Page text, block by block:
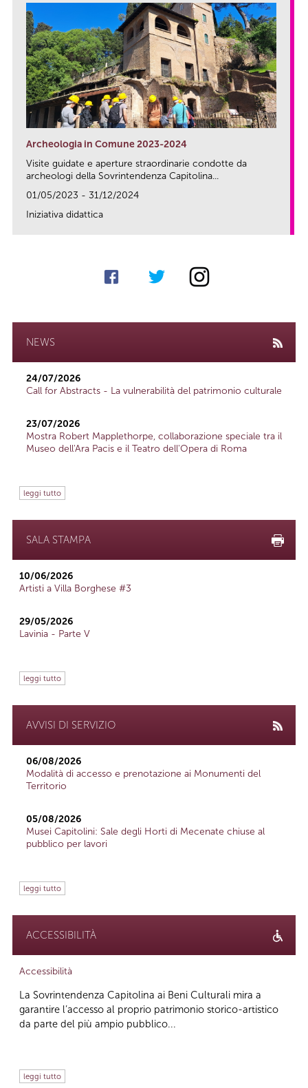
Archeologia in Comune 2023-2024
Visite guidate e aperture straordinarie condotte da
archeologi della Sovrintendenza Capitolina...
01/05/2023 - 31/12/2024
Iniziativa didattica
NEWS
24/07/2026
Call for Abstracts - La vulnerabilità del patrimonio culturale
23/07/2026
Mostra Robert Mapplethorpe, collaborazione speciale tra il
Museo dell'Ara Pacis e il Teatro dell'Opera di Roma
leggi tutto
SALA STAMPA
10/06/2026
Artisti a Villa Borghese #3
29/05/2026
Lavinia - Parte V
leggi tutto
AVVISI DI SERVIZIO
06/08/2026
Modalità di accesso e prenotazione ai Monumenti del
Territorio
05/08/2026
Musei Capitolini: Sale degli Horti di Mecenate chiuse al
pubblico per lavori
leggi tutto
ACCESSIBILITÀ
Accessibilità
La Sovrintendenza Capitolina ai Beni Culturali mira a
garantire l’accesso al proprio patrimonio storico-artistico
da parte del più ampio pubblico...
leggi tutto